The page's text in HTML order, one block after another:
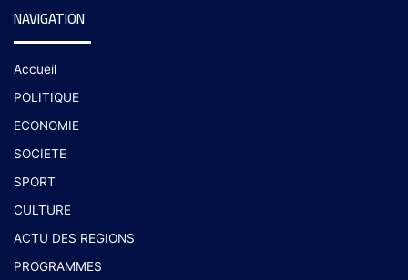
NAVIGATION
Accueil
POLITIQUE
ECONOMIE
SOCIETE
SPORT
CULTURE
ACTU DES REGIONS
PROGRAMMES